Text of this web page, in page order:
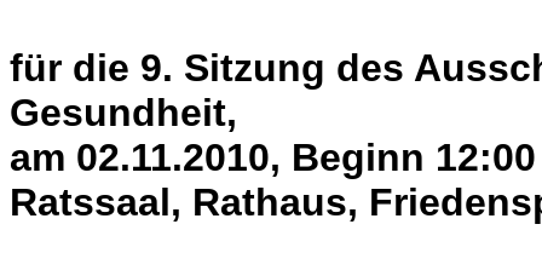
für die 9. Sitzung des
Gesundheit,
am 02.11.2010, Beginn
Ratssaal, Rathaus,